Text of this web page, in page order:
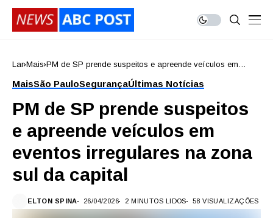
Lar Mais PM de SP prende suspeitos e apreende veículos em
MaisSão PauloSegurançaÚltimas Notícias
PM de SP prende suspeitos
e apreende veículos em
eventos irregulares na zona
sul da capital
ELTON SPINA 26/04/2026 2 MINUTOS LIDOS 58 VISUALIZAÇÕES